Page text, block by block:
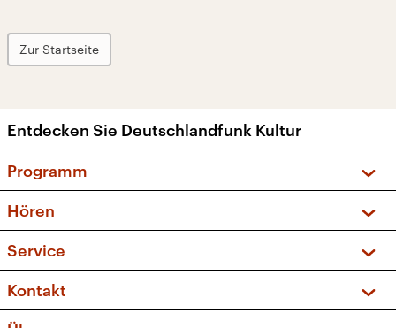
Zur Startseite
Entdecken Sie Deutschlandfunk Kultur
Programm
Sendungen und Podcasts
Musikliste
Kakadu – Das Kinderprogramm
Hören
Frequenzen (UKW + DAB+)
Service
FAQ
Apps
Kontakt